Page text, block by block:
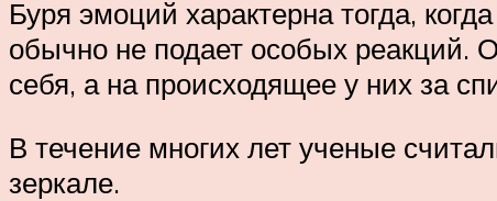
Буря эмоций характерна тогда,
обычно не подает особых реакций.
себя, а на происходящее у них за
В течение многих лет ученые
зеркале.